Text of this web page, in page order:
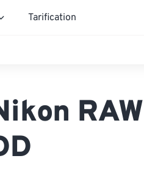
Tarification